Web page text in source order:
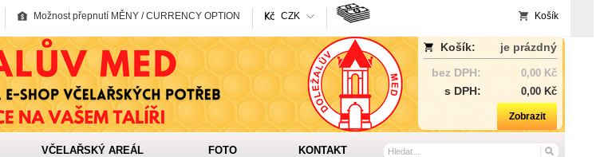
Možnost přepnutí MĚNY / CURRENCY OPTION CZK Košík
Košík:
je prázdný
bez DPH:
0,00 Kč
s DPH: 0,00 Kč
Zobrazit
VČELAŘSKÝ AREÁL FOTO KONTAKT